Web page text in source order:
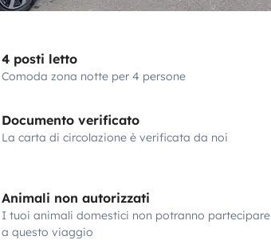
4 posti letto
Comoda zona notte per 4 persone
Documento verificato
La carta di circolazione è verificata da noi
Animali non autorizzati
I tuoi animali domestici non potranno partecipare
a questo viaggio